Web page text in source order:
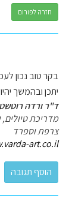
חזרה לפורום
בקר טוב נכון
יתכן ובהמשך
ד"ר ורדה
מדריכת טיולים,
צרפת וספרד
art.co.il